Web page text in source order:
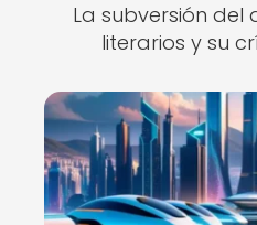
La subversión del
literarios y su